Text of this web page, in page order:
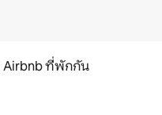
Airbnb ที่พักกัน